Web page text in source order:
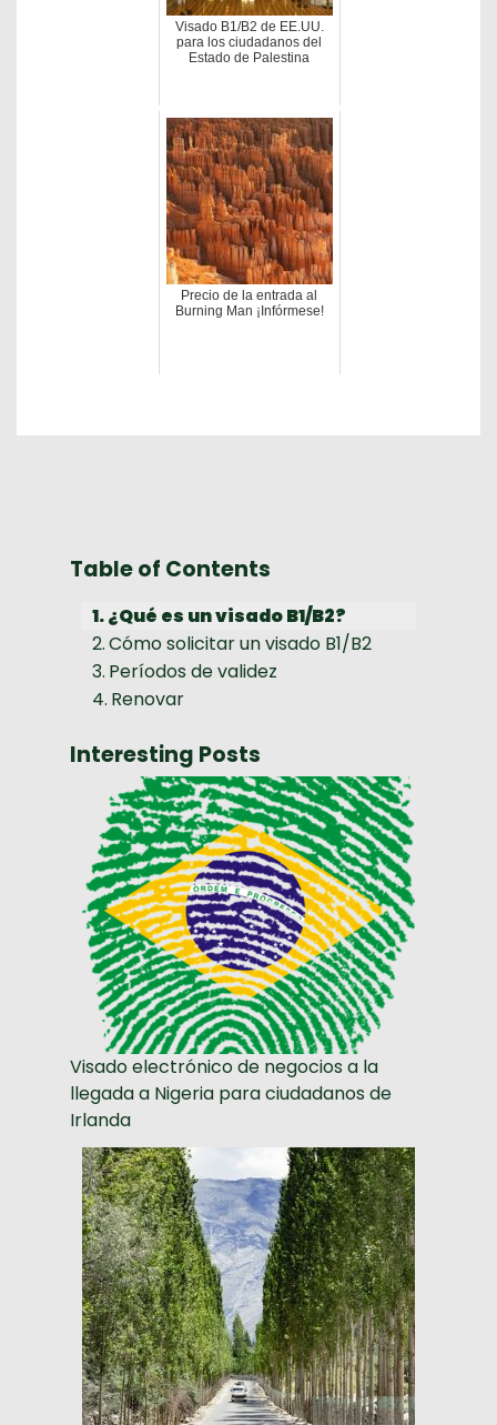
Visado B1/B2 de EE.UU.
para los ciudadanos del
Estado de Palestina
Precio de la entrada al
Burning Man ¡Infórmese!
Table of Contents
¿Qué es un visado B1/B2?
Cómo solicitar un visado B1/B2
Períodos de validez
Renovar
Interesting Posts
Visado electrónico de negocios a la
llegada a Nigeria para ciudadanos de
Irlanda